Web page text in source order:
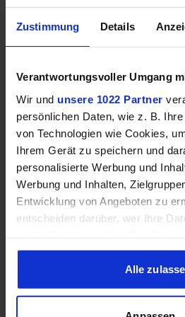
Zustimmung Details
Verantwortungsvoller Umgang
Wir und unsere 1022 Partner
persönlichen Daten, wie z. B.
von Technologien wie Cookies,
Ihrem Gerät zu speichern und
personalisierte Werbung und
Werbung und Inhalten,
Entwicklung von Angeboten zu
entscheiden darüber, wer Ihre
Cookie-Erklärung oder durch
Trigger Symbol ändern oder
Alle
FreeSync Premium,
Acer Predator Ultrawide (240Hz,
curved, FreeSync Premium